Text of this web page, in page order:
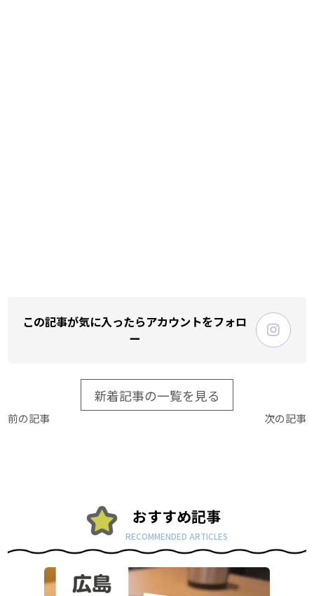
この記事が気に入ったらアカウントをフォロ
ー
新着記事の一覧を見る
前の記事 次の記事
おすすめ記事
RECOMMENDED ARTICLES